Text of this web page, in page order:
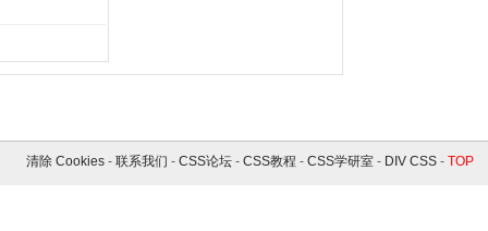
清除 Cookies- 联系我们 - CSS论坛- CSS教程 - CSS学研室- DIV CSS- TOP